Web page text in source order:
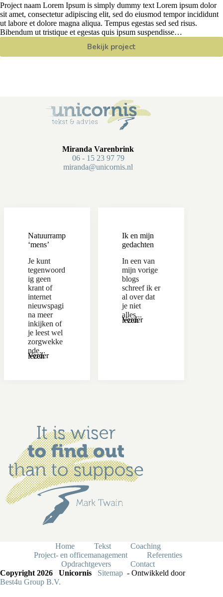
Project naam Lorem Ipsum is simply dummy text Lorem ipsum dolor
sit amet, consectetur adipiscing elit, sed do eiusmod tempor incididunt
ut labore et dolore magna aliqua. Tempus egestas sed sed risus.
Bibendum ut tristique et egestas quis ipsum suspendisse…
Bekijk project
Testproject
Miranda Varenbrink
06 - 15 23 97 79
miranda@unicornis.nl
Natuurramp
‘mens’
Je kunt
tegenwoord
ig geen
krant of
internet
nieuwspagi
na meer
inkijken of
je leest wel
zorgwekke
nde...
Verder lezen
Ik en mijn
gedachten
In een van
mijn vorige
blogs
schreef ik er
al over dat
je niet
alles...
Verder lezen
Home Tekst
Coaching
Project- en officemanagement
Referenties
Opdrachtgevers
Contact
Copyright 2026 Unicornis
Sitemap - Ontwikkeld door
Best4u Group B.V.